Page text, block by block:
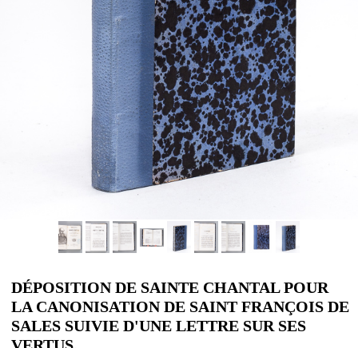
DÉPOSITION DE SAINTE CHANTAL POUR
LA CANONISATION DE SAINT FRANÇOIS DE
SALES SUIVIE D'UNE LETTRE SUR SES